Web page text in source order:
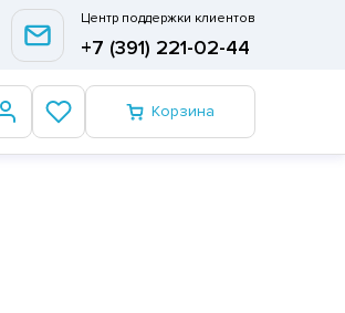
Центр поддержки клиентов
+7 (391) 221-02-44
Корзина